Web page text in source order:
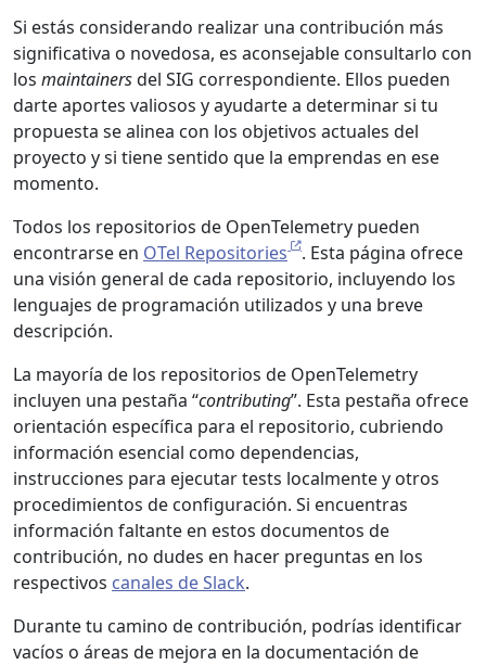
Si estás considerando realizar una contribución más
significativa o novedosa, es aconsejable consultarlo con
los maintainersdel SIG correspondiente. Ellos pueden
darte aportes valiosos y ayudarte a determinar si tu
propuesta se alinea con los objetivos actuales del
proyecto y si tiene sentido que la emprendas en ese
momento.
Todos los repositorios de OpenTelemetry pueden
encontrarse en OTel Repositories
. Esta página ofrece
una visión general de cada repositorio, incluyendo los
lenguajes de programación utilizados y una breve
descripción.
La mayoría de los repositorios de OpenTelemetry
incluyen una pestaña “contributing”. Esta pestaña ofrece
orientación específica para el repositorio, cubriendo
información esencial como dependencias,
instrucciones para ejecutar tests localmente y otros
procedimientos de configuración. Si encuentras
información faltante en estos documentos de
contribución, no dudes en hacer preguntas en los
respectivos canales de Slack.
Durante tu camino de contribución, podrías identificar
vacíos o áreas de mejora en la documentación de